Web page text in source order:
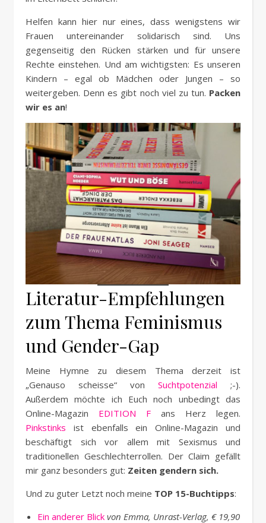
Helfen kann hier nur eines, dass wenigstens wir
Frauen untereinander solidarisch sind. Uns
gegenseitig den Rücken stärken und für unsere
Rechte einstehen. Und am wichtigsten: Es unseren
Kindern – egal ob Mädchen oder Jungen – so
weitergeben. Denn es gibt noch viel zu tun. Packen
wir es an!
Literatur-Empfehlungen
zum Thema Feminismus
und Gender-Gap
Meine Hymne zu diesem Thema derzeit ist
„Genauso scheisse“ von Suchtpotenzial ;-).
Außerdem möchte ich Euch noch unbedingt das
Online-Magazin EDITION F ans Herz legen.
Pinkstinks ist ebenfalls ein Online-Magazin und
beschäftigt sich vor allem mit Sexismus und
traditionellen Geschlechterrollen. Der Claim gefällt
mir ganz besonders gut: Zeiten gendern sich.
Und zu guter Letzt noch meine TOP 15-Buchtipps:
Ein anderer Blick von Emma, Unrast-Verlag, € 19,90